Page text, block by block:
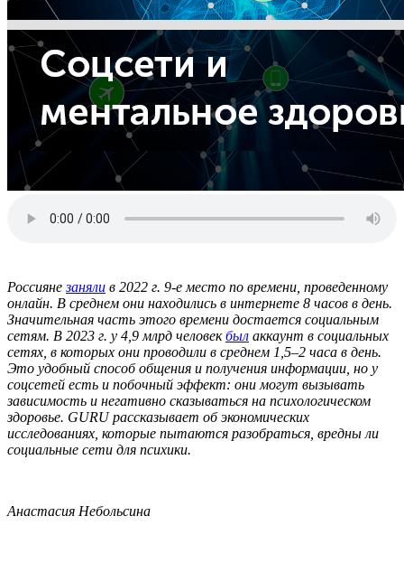
Россиянезаняли в 2022 г. 9-е место по времени, проведенному
онлайн. В среднем они находились в интернете 8 часов в день.
Значительная часть этого времени достается социальным
сетям. В 2023 г. у 4,9 млрд человекбыл аккаунт в социальных
сетях, в которых они проводили в среднем 1,5–2 часа в день.
Это удобный способ общения и получения информации, но у
соцсетей есть и побочный эффект: они могут вызывать
зависимость и негативно сказываться на психологическом
здоровье. GURU рассказывает об экономических
исследованиях, которые пытаются разобраться, вредны ли
социальные сети для психики.
Анастасия Небольсина